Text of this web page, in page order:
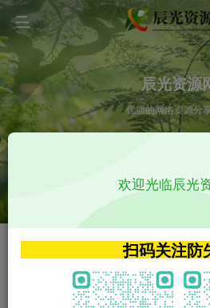
辰光资源
优质的网络资源分
VIP特权介绍
VIP特权介绍
火
VIP特权介绍
欢迎光临辰光
扫码关注防